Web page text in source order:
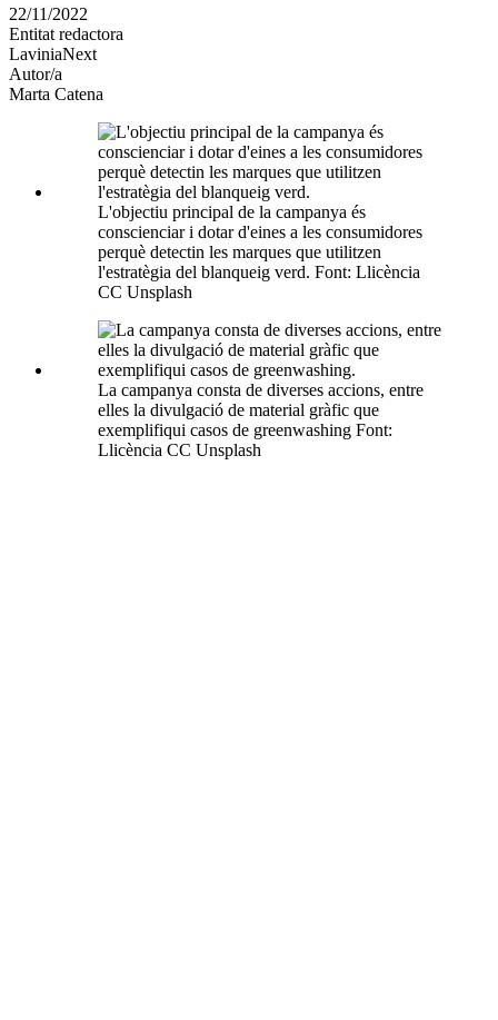
en
altres
xarxes
socials
22/11/2022
Entitat redactora
LaviniaNext
Autor/a
Marta Catena
L'objectiu principal de la campanya és
conscienciar i dotar d'eines a les consumidores
perquè detectin les marques que utilitzen
l'estratègia del blanqueig verd. Font: Llicència
CC Unsplash
La campanya consta de diverses accions, entre
elles la divulgació de material gràfic que
exemplifiqui casos de greenwashing Font:
Llicència CC Unsplash